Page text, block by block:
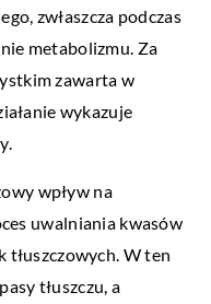
zwłaszcza podczas
metabolizmu. Za
zawarta w
wykazuje
wpływ na
uwalniania kwasów
tłuszczowych. W ten
tłuszczu, a